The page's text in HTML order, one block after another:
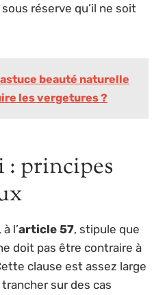
réserve qu’il ne soit
beauté naturelle
les vergetures ?
principes
, à l’article 57, stipule que
doit pas être contraire à
clause est assez large
sur des cas